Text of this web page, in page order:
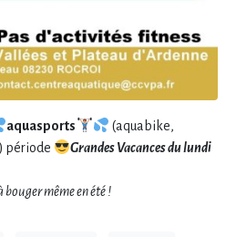
aquasports
(aquabike,
période
Grandes Vacances du lundi
bouger même en été !